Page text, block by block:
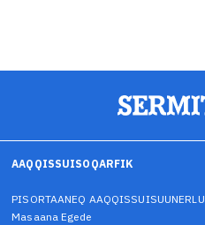
AAQQISSUISOQARFIK
PISORTAANEQ AAQQISSUISUUNERLU
Masaana Egede